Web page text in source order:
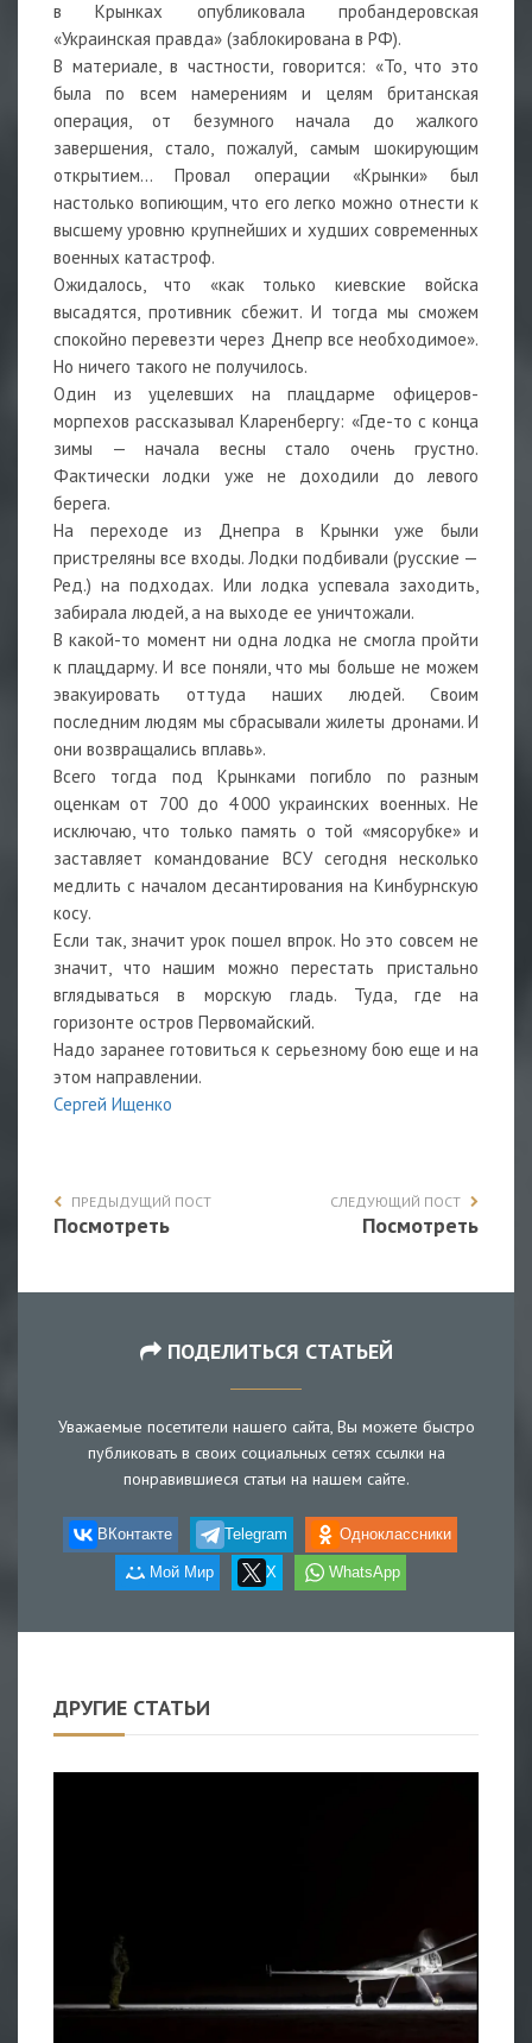
в Крынках опубликовала пробандеровская
«Украинская правда» (заблокирована в РФ).
В материале, в частности, говорится: «То, что это
была по всем намерениям и целям британская
операция, от безумного начала до жалкого
завершения, стало, пожалуй, самым шокирующим
открытием… Провал операции «Крынки» был
настолько вопиющим, что его легко можно отнести к
высшему уровню крупнейших и худших современных
военных катастроф.
Ожидалось, что «как только киевские войска
высадятся, противник сбежит. И тогда мы сможем
спокойно перевезти через Днепр все необходимое».
Но ничего такого не получилось.
Один из уцелевших на плацдарме офицеров-
морпехов рассказывал Кларенбергу: «Где-то с конца
зимы — начала весны стало очень грустно.
Фактически лодки уже не доходили до левого
берега.
На переходе из Днепра в Крынки уже были
пристреляны все входы. Лодки подбивали (русские —
Ред.) на подходах. Или лодка успевала заходить,
забирала людей, а на выходе ее уничтожали.
В какой-то момент ни одна лодка не смогла пройти
к плацдарму. И все поняли, что мы больше не можем
эвакуировать оттуда наших людей. Своим
последним людям мы сбрасывали жилеты дронами. И
они возвращались вплавь».
Всего тогда под Крынками погибло по разным
оценкам от 700 до 4 000 украинских военных. Не
исключаю, что только память о той «мясорубке» и
заставляет командование ВСУ сегодня несколько
медлить с началом десантирования на Кинбурнскую
косу.
Если так, значит урок пошел впрок. Но это совсем не
значит, что нашим можно перестать пристально
вглядываться в морскую гладь. Туда, где на
горизонте остров Первомайский.
Надо заранее готовиться к серьезному бою еще и на
этом направлении.
Сергей Ищенко
ПРЕДЫДУЩИЙ ПОСТ
Посмотреть
СЛЕДУЮЩИЙ ПОСТ
Посмотреть
ПОДЕЛИТЬСЯ СТАТЬЕЙ
Уважаемые посетители нашего сайта, Вы можете быстро
публиковать в своих социальных сетях ссылки на
понравившиеся статьи на нашем сайте.
ВКонтакте Telegram Одноклассники
Мой Мир X WhatsApp
ДРУГИЕ СТАТЬИ